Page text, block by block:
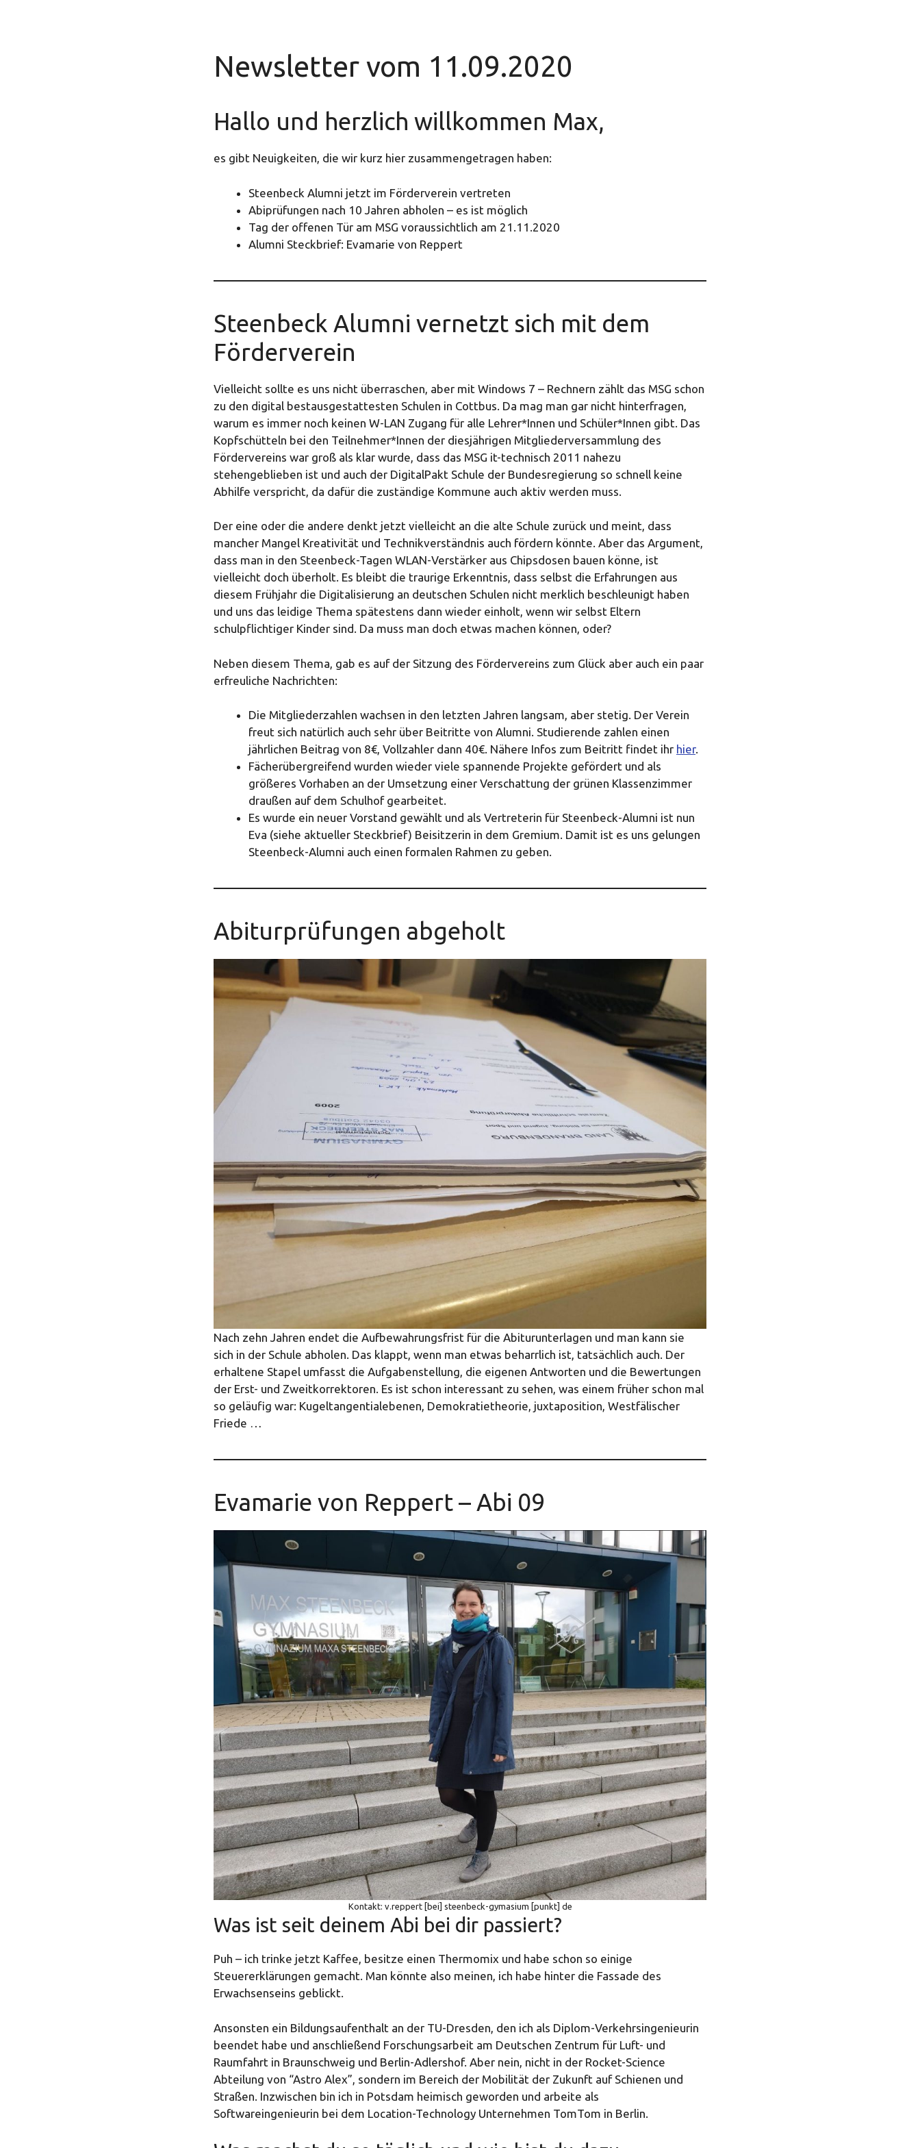
Newsletter vom 11.09.2020
Hallo und herzlich willkommen Max,
es gibt Neuigkeiten, die wir kurz hier zusammengetragen haben:
Steenbeck Alumni jetzt im Förderverein vertreten
Abiprüfungen nach 10 Jahren abholen – es ist möglich
Tag der offenen Tür am MSG voraussichtlich am 21.11.2020
Alumni Steckbrief: Evamarie von Reppert
Steenbeck Alumni vernetzt sich mit dem
Förderverein
Vielleicht sollte es uns nicht überraschen, aber mit Windows 7 – Rechnern zählt das MSG schon
zu den digital bestausgestattesten Schulen in Cottbus. Da mag man gar nicht hinterfragen,
warum es immer noch keinen W-LAN Zugang für alle Lehrer*Innen und Schüler*Innen gibt. Das
Kopfschütteln bei den Teilnehmer*Innen der diesjährigen Mitgliederversammlung des
Fördervereins war groß als klar wurde, dass das MSG it-technisch 2011 nahezu
stehengeblieben ist und auch der DigitalPakt Schule der Bundesregierung so schnell keine
Abhilfe verspricht, da dafür die zuständige Kommune auch aktiv werden muss.
Der eine oder die andere denkt jetzt vielleicht an die alte Schule zurück und meint, dass
mancher Mangel Kreativität und Technikverständnis auch fördern könnte. Aber das Argument,
dass man in den Steenbeck-Tagen WLAN-Verstärker aus Chipsdosen bauen könne, ist
vielleicht doch überholt. Es bleibt die traurige Erkenntnis, dass selbst die Erfahrungen aus
diesem Frühjahr die Digitalisierung an deutschen Schulen nicht merklich beschleunigt haben
und uns das leidige Thema spätestens dann wieder einholt, wenn wir selbst Eltern
schulpflichtiger Kinder sind. Da muss man doch etwas machen können, oder?
Neben diesem Thema, gab es auf der Sitzung des Fördervereins zum Glück aber auch ein paar
erfreuliche Nachrichten:
Die Mitgliederzahlen wachsen in den letzten Jahren langsam, aber stetig. Der Verein
freut sich natürlich auch sehr über Beitritte von Alumni. Studierende zahlen einen
jährlichen Beitrag von 8€, Vollzahler dann 40€. Nähere Infos zum Beitritt findet ihr hier.
Fächerübergreifend wurden wieder viele spannende Projekte gefördert und als
größeres Vorhaben an der Umsetzung einer Verschattung der grünen Klassenzimmer
draußen auf dem Schulhof gearbeitet.
Es wurde ein neuer Vorstand gewählt und als Vertreterin für Steenbeck-Alumni ist nun
Eva (siehe aktueller Steckbrief) Beisitzerin in dem Gremium. Damit ist es uns gelungen
Steenbeck-Alumni auch einen formalen Rahmen zu geben.
Abiturprüfungen abgeholt
Nach zehn Jahren endet die Aufbewahrungsfrist für die Abiturunterlagen und man kann sie
sich in der Schule abholen. Das klappt, wenn man etwas beharrlich ist, tatsächlich auch. Der
erhaltene Stapel umfasst die Aufgabenstellung, die eigenen Antworten und die Bewertungen
der Erst- und Zweitkorrektoren. Es ist schon interessant zu sehen, was einem früher schon mal
so geläufig war: Kugeltangentialebenen, Demokratietheorie, juxtaposition, Westfälischer
Friede …
Evamarie von Reppert – Abi 09
Kontakt: v.reppert [bei] steenbeck-gymasium [punkt] de
Was ist seit deinem Abi bei dir passiert?
Puh – ich trinke jetzt Kaffee, besitze einen Thermomix und habe schon so einige
Steuererklärungen gemacht. Man könnte also meinen, ich habe hinter die Fassade des
Erwachsenseins geblickt.
Ansonsten ein Bildungsaufenthalt an der TU-Dresden, den ich als Diplom-Verkehrsingenieurin
beendet habe und anschließend Forschungsarbeit am Deutschen Zentrum für Luft- und
Raumfahrt in Braunschweig und Berlin-Adlershof. Aber nein, nicht in der Rocket-Science
Abteilung von “Astro Alex”, sondern im Bereich der Mobilität der Zukunft auf Schienen und
Straßen. Inzwischen bin ich in Potsdam heimisch geworden und arbeite als
Softwareingenieurin bei dem Location-Technology Unternehmen TomTom in Berlin.